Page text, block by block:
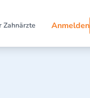
Zahnärzte Anmelden